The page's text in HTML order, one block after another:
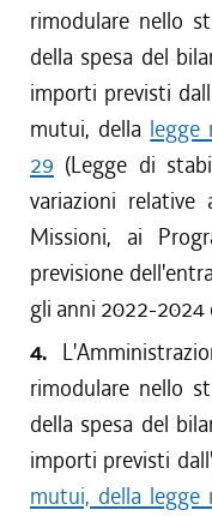
rimodulare nello
della spesa del
importi previsti
mutui, della legge
29 (Legge di
variazioni
Missioni, ai
previsione
gli anni 2022-2024
4.
rimodulare nello
della spesa del
importi previsti dall'
mutui, della legge